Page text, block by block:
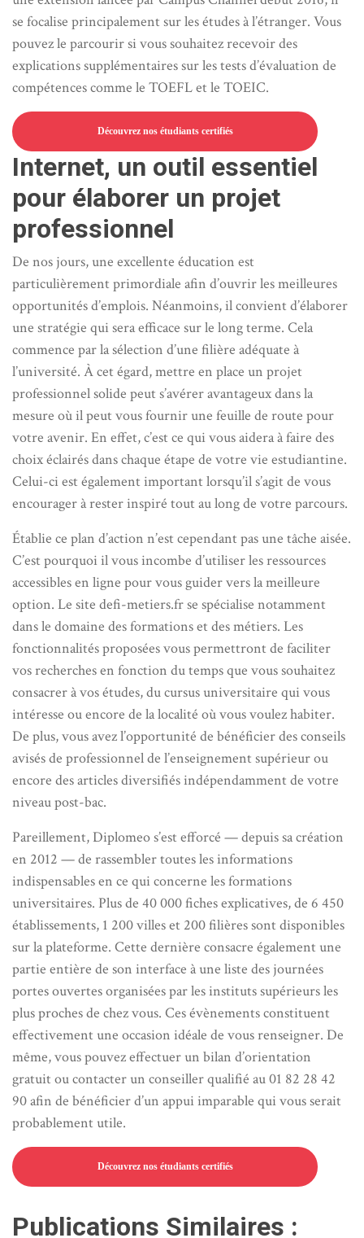
se focalise principalement sur les études à l’étranger. Vous
pouvez le parcourir si vous souhaitez recevoir des
explications supplémentaires sur les tests d’évaluation de
compétences comme le TOEFL et le TOEIC.
Découvrez nos étudiants certifiés
Internet, un outil essentiel
pour élaborer un projet
professionnel
De nos jours, une excellente éducation est
particulièrement primordiale afin d’ouvrir les meilleures
opportunités d’emplois. Néanmoins, il convient d’élaborer
une stratégie qui sera efficace sur le long terme. Cela
commence par la sélection d’une filière adéquate à
l’université. À cet égard, mettre en place un projet
professionnel solide peut s’avérer avantageux dans la
mesure où il peut vous fournir une feuille de route pour
votre avenir. En effet, c’est ce qui vous aidera à faire des
choix éclairés dans chaque étape de votre vie estudiantine.
Celui-ci est également important lorsqu’il s’agit de vous
encourager à rester inspiré tout au long de votre parcours.
Établie ce plan d’action n’est cependant pas une tâche aisée.
C’est pourquoi il vous incombe d’utiliser les ressources
accessibles en ligne pour vous guider vers la meilleure
option. Le site defi-metiers.fr se spécialise notamment
dans le domaine des formations et des métiers. Les
fonctionnalités proposées vous permettront de faciliter
vos recherches en fonction du temps que vous souhaitez
consacrer à vos études, du cursus universitaire qui vous
intéresse ou encore de la localité où vous voulez habiter.
De plus, vous avez l’opportunité de bénéficier des conseils
avisés de professionnel de l’enseignement supérieur ou
encore des articles diversifiés indépendamment de votre
niveau post-bac.
Pareillement, Diplomeo s’est efforcé — depuis sa création
en 2012 — de rassembler toutes les informations
indispensables en ce qui concerne les formations
universitaires. Plus de 40 000 fiches explicatives, de 6 450
établissements, 1 200 villes et 200 filières sont disponibles
sur la plateforme. Cette dernière consacre également une
partie entière de son interface à une liste des journées
portes ouvertes organisées par les instituts supérieurs les
plus proches de chez vous. Ces évènements constituent
effectivement une occasion idéale de vous renseigner. De
même, vous pouvez effectuer un bilan d’orientation
gratuit ou contacter un conseiller qualifié au 01 82 28 42
90 afin de bénéficier d’un appui imparable qui vous serait
probablement utile.
Découvrez nos étudiants certifiés
Publications Similaires :